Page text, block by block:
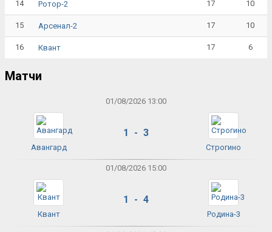
14 Ротор-2 17 10
15 Арсенал-2 17 10
16 Квант 17 6
Матчи
01/08/2026 13:00
Авангард
1 - 3
Строгино
01/08/2026 15:00
Квант
1 - 4
Родина-3